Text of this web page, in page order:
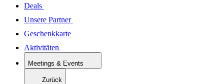
Deals
Unsere Partner
Geschenkkarte
Aktivitäten
Meetings & Events
Zurück